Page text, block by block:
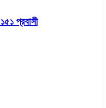
প্রবাসী